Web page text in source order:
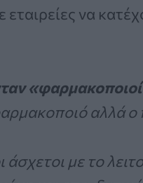
να
«φαρμακοποιοί
αλλά ο
με το